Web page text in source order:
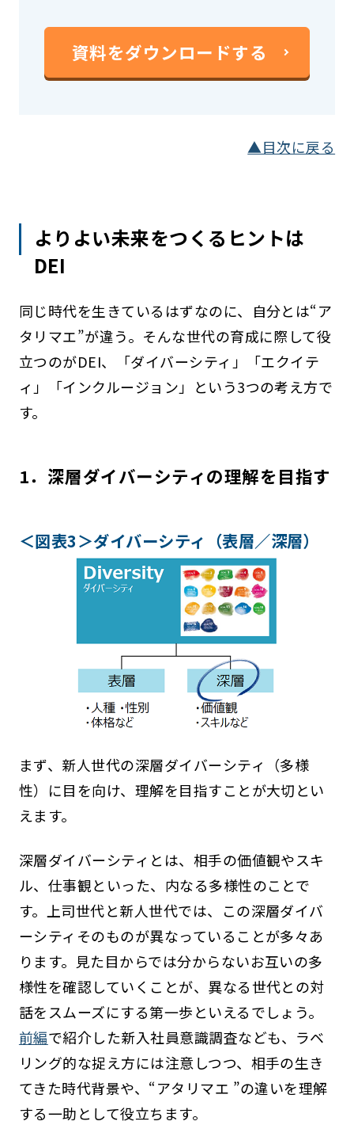
資料をダウンロードする
▲目次に戻る
よりよい未来をつくるヒントは
DEI
同じ時代を生きているはずなのに、自分とは“ア
タリマエ”が違う。そんな世代の育成に際して役
立つのがDEI、「ダイバーシティ」「エクイテ
ィ」「インクルージョン」という3つの考え方で
す。
1．深層ダイバーシティの理解を目指す
＜図表3＞ダイバーシティ（表層／深層）
まず、新人世代の深層ダイバーシティ（多様
性）に目を向け、理解を目指すことが大切とい
えます。
深層ダイバーシティとは、相手の価値観やスキ
ル、仕事観といった、内なる多様性のことで
す。上司世代と新人世代では、この深層ダイバ
ーシティそのものが異なっていることが多々あ
ります。見た目からでは分からないお互いの多
様性を確認していくことが、異なる世代との対
話をスムーズにする第一歩といえるでしょう。
前編で紹介した新入社員意識調査なども、ラベ
リング的な捉え方には注意しつつ、相手の生き
てきた時代背景や、“アタリマエ ”の違いを理解
する一助として役立ちます。